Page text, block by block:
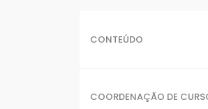
CONTEÚDO
COORDENAÇÃO DE